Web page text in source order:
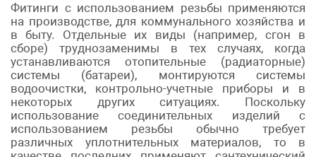
Фитинги с использованием резьбы применяются
на производстве, для коммунального хозяйства и
в быту. Отдельные их виды (например, сгон в
сборе) труднозаменимы в тех случаях, когда
устанавливаются отопительные (радиаторные)
системы (батареи), монтируются системы
водоочистки, контрольно-учетные приборы и в
некоторых других ситуациях. Поскольку
использование соединительных изделий с
использованием резьбы обычно требует
различных уплотнительных материалов, то в